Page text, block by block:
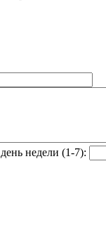
недели (1-7):